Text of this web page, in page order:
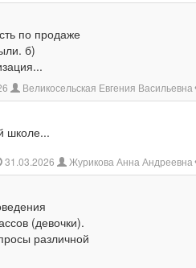
по продаже
б)
Великосельская Евгения Васильевна
школе...
31.03.2026 Журикова Анна Андреевна
(девочки).
различной